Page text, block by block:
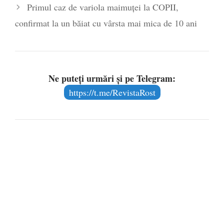
Primul caz de variola maimuței la COPII,
confirmat la un băiat cu vârsta mai mica de 10 ani
Ne puteți urmări și pe Telegram:
https://t.me/RevistaRost